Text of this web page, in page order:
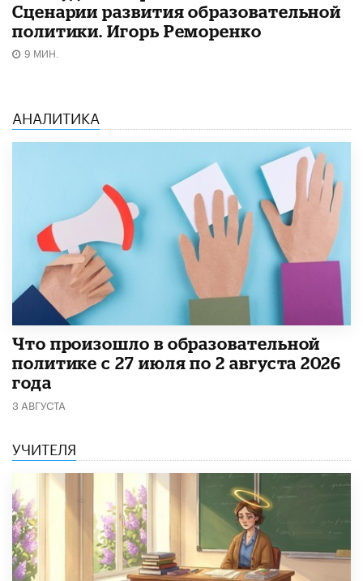
Сценарии развития образовательной
политики. Игорь Реморенко
9 МИН.
АНАЛИТИКА
​Что произошло в образовательной
политике с 27 июля по 2 августа 2026
года
3 АВГУСТА
УЧИТЕЛЯ